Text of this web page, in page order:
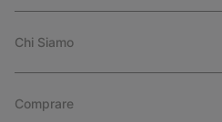
Chi Siamo
Comprare